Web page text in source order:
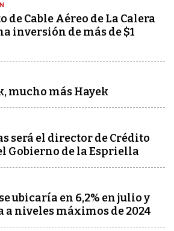
de Cable Aéreo de La Calera
inversión de más de $1
mucho más Hayek
será el director de Crédito
Gobierno de la Espriella
ubicaría en 6,2% en julio y
a niveles máximos de 2024